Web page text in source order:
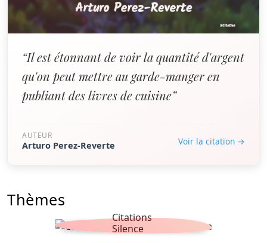
“Il est étonnant de voir la quantité d'argent
qu'on peut mettre au garde-manger en
publiant des livres de cuisine”
AUTEUR
Arturo Perez-Reverte Voir la citation →
Thèmes
Citations
Silence